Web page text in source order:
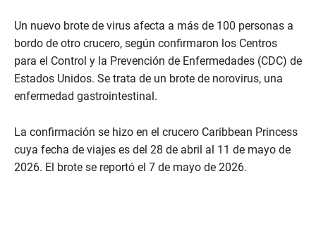
Un nuevo brote de virus afecta a más de 100 personas a
bordo de otro crucero, según confirmaron los Centros
para el Control y la Prevención de Enfermedades (CDC) de
Estados Unidos. Se trata de un brote de norovirus, una
enfermedad gastrointestinal.
La confirmación se hizo en el crucero Caribbean Princess
cuya fecha de viajes es del 28 de abril al 11 de mayo de
2026. El brote se reportó el 7 de mayo de 2026.